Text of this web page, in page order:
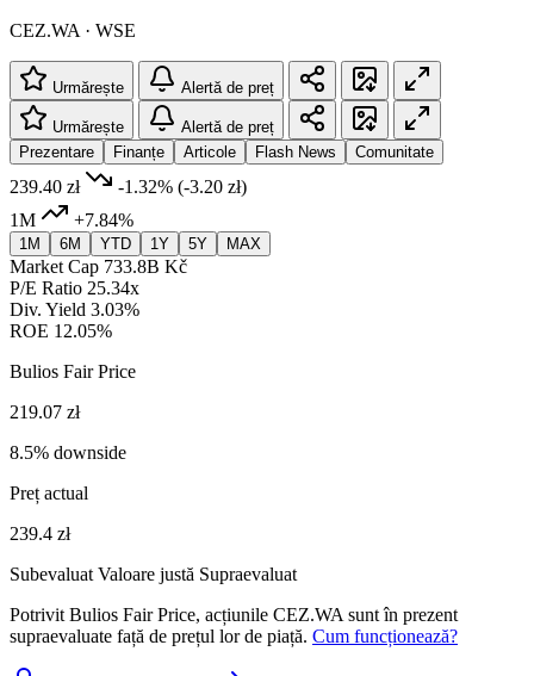
CEZ.WA · WSE
Urmărește Alertă de preț
Urmărește
Alertă de preț
Prezentare
Finanțe Articole Flash News Comunitate
239.40 zł -1.32% (-3.20 zł)
1M
+7.84%
1M 6M YTD 1Y 5Y MAX
Market Cap 733.8B Kč
P/E Ratio 25.34x
Div. Yield 3.03%
ROE 12.05%
Bulios Fair Price
219.07 zł
8.5% downside
Preț actual
239.4 zł
Subevaluat Valoare justă Supraevaluat
Potrivit Bulios Fair Price, acțiunile CEZ.WA sunt în prezent
supraevaluate față de prețul lor de piață. Cum funcționează?